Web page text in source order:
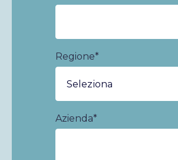
Regione*
Azienda*